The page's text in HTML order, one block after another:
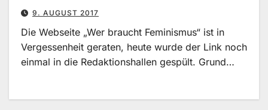
9. AUGUST 2017
Die Webseite „Wer braucht Feminismus“ ist in
Vergessenheit geraten, heute wurde der Link noch
einmal in die Redaktionshallen gespült. Grund…